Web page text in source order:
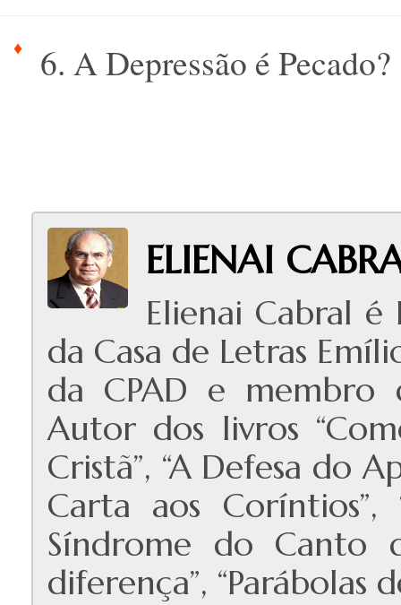
6. A Depressão é Pecado?
ELIENAI
Elienai Cabral
da Casa de Letras
da CPAD e membro
Autor dos livros
Cristã”, “A Defesa do
Carta aos Coríntios”,
Síndrome do Canto
diferença”, “Parábolas